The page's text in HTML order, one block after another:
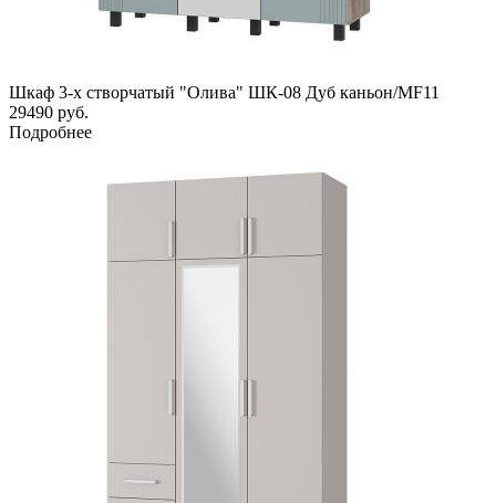
Шкаф 3-х створчатый "Олива" ШК-08 Дуб каньон/MF11
29490 руб.
Подробнее